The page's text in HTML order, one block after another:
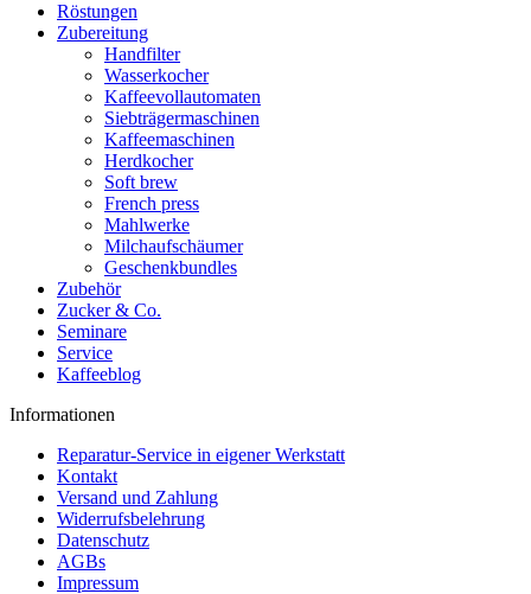
Röstungen
Zubereitung
Handfilter
Wasserkocher
Kaffeevollautomaten
Siebträgermaschinen
Kaffeemaschinen
Herdkocher
Soft brew
French press
Mahlwerke
Milchaufschäumer
Geschenkbundles
Zubehör
Zucker & Co.
Seminare
Service
Kaffeeblog
Informationen
Reparatur-Service in eigener Werkstatt
Kontakt
Versand und Zahlung
Widerrufsbelehrung
Datenschutz
AGBs
Impressum